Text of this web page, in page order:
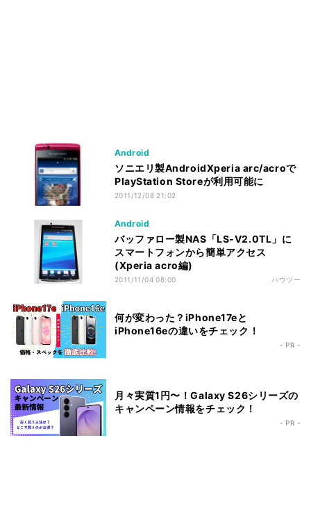
Android
ソニエリ製AndroidXperia arc/acroで
PlayStation Storeが利用可能に
2011/12/08 21:02
Android
バッファロー製NAS「LS-V2.0TL」に
スマートフォンから簡単アクセス
(Xperia acro編)
2011/11/04 08:00 ハウツー
何が変わった？iPhone17eと
iPhone16eの違いをチェック！
- PR -
月々実質1円〜！Galaxy S26シリーズの
キャンペーン情報をチェック！
- PR -